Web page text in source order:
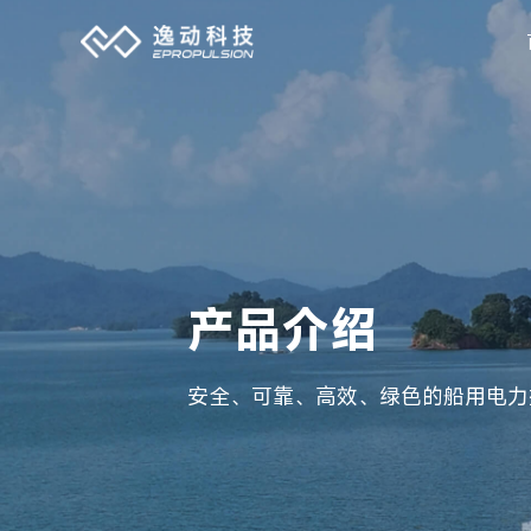
产品介绍
安全、可靠、高效、绿色的船用电